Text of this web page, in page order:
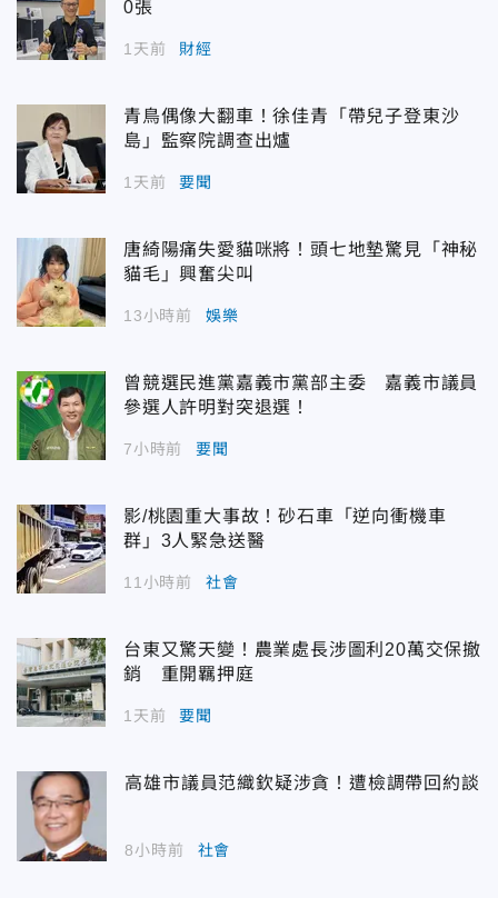
0張
1天前 財經
青鳥偶像大翻車！徐佳青「帶兒子登東沙
島」監察院調查出爐
1天前 要聞
唐綺陽痛失愛貓咪將！頭七地墊驚見「神秘
貓毛」興奮尖叫
13小時前 娛樂
曾競選民進黨嘉義市黨部主委 嘉義市議員
參選人許明對突退選！
7小時前 要聞
影/桃園重大事故！砂石車「逆向衝機車
群」3人緊急送醫
11小時前 社會
台東又驚天變！農業處長涉圖利20萬交保撤
銷 重開羈押庭
1天前 要聞
高雄市議員范織欽疑涉貪！遭檢調帶回約談
8小時前 社會